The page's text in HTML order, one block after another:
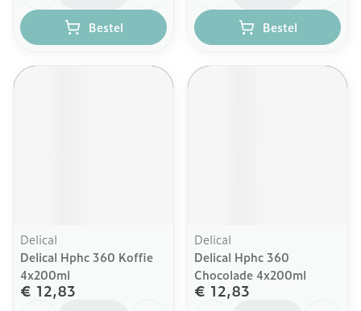
Bestel Bestel
Delical
Delical Hphc 360 Koffie
4x200ml
€ 12,83
Delical
Delical Hphc 360
Chocolade 4x200ml
€ 12,83